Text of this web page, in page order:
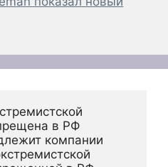
в РФ
компании